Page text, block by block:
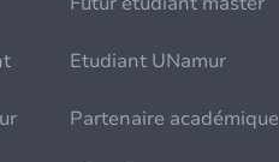
Etudiant UNamur
Partenaire académique